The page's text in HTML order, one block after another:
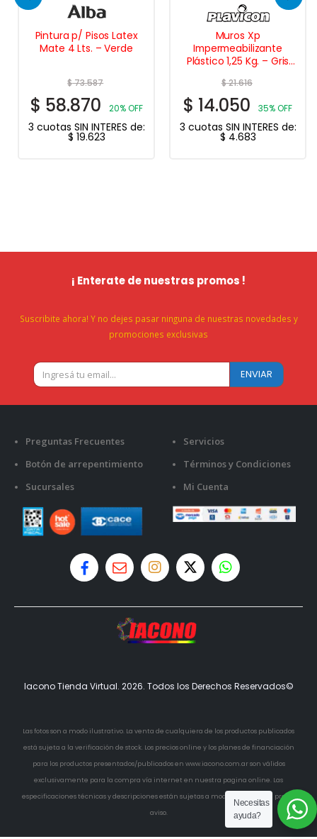
Pintura p/ Pisos Latex
Mate 4 Lts. – Verde
$73.587
$ 58.870 20% OFF
3 cuotas SIN INTERES de:
$ 19.623
Muros Xp
Impermeabilizante
Plástico 1,25 Kg. – Gris
$21.616
$ 14.050 35% OFF
3 cuotas SIN INTERES de:
$ 4.683
¡ Enterate de nuestras promos !
Suscribite ahora! Y no dejes pasar ninguna de nuestras novedades y
promociones exclusivas
Preguntas Frecuentes
Botón de arrepentimiento
Sucursales
Servicios
Términos y Condiciones
Mi Cuenta
Iacono Tienda Virtual. 2026. Todos los Derechos Reservados©
Las fotos son a modo ilustrativo. La venta de cualquiera de los productos publicados
está sujeta a la verificación de stock. Los precios online y los planes de financiación
para los productos presentados/publicados en www.iacono.com.ar son válidos
exclusivamente para la compra vía internet en nuestra pagina online. Las
especificaciones técnicas y descripciones están sujetas a modificaciones sin previo
aviso.
Necesitas
ayuda?